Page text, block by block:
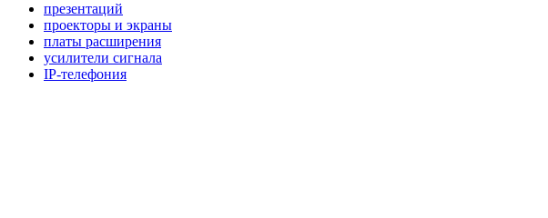
презентаций
проекторы и экраны
платы расширения
усилители сигнала
IP-телефония